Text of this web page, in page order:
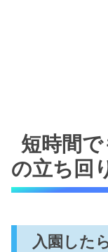
短時間
の立ち回
入園した